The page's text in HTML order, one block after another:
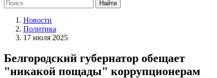
Новости
Политика
17 июля 2025
Белгородский губернатор обещает
"никакой пощады" коррупционерам